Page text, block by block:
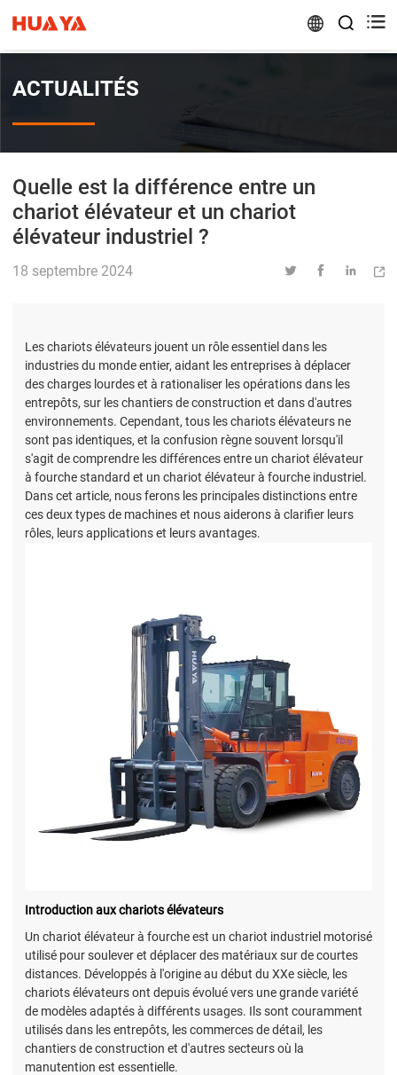
 
ACTUALITÉS
Quelle est la différence entre un
chariot élévateur et un chariot
élévateur industriel ?
18 septembre 2024    
Les chariots élévateurs jouent un rôle essentiel dans les
industries du monde entier, aidant les entreprises à déplacer
des charges lourdes et à rationaliser les opérations dans les
entrepôts, sur les chantiers de construction et dans d'autres
environnements. Cependant, tous les chariots élévateurs ne
sont pas identiques, et la confusion règne souvent lorsqu'il
s'agit de comprendre les différences entre un chariot élévateur
à fourche standard et un chariot élévateur à fourche industriel.
Dans cet article, nous ferons les principales distinctions entre
ces deux types de machines et nous aiderons à clarifier leurs
rôles, leurs applications et leurs avantages.
Introduction aux chariots élévateurs
Un chariot élévateur à fourche est un chariot industriel motorisé
utilisé pour soulever et déplacer des matériaux sur de courtes
distances. Développés à l'origine au début du XXe siècle, les
chariots élévateurs ont depuis évolué vers une grande variété
de modèles adaptés à différents usages. Ils sont couramment
utilisés dans les entrepôts, les commerces de détail, les
chantiers de construction et d'autres secteurs où la
manutention est essentielle.